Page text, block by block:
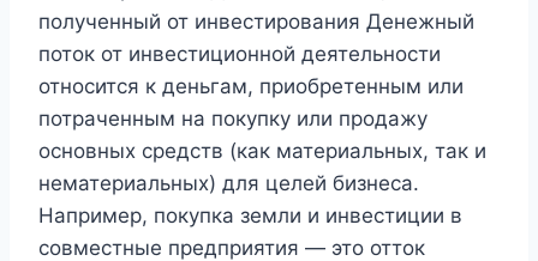
полученный от инвестирования Денежный
поток от инвестиционной деятельности
относится к деньгам, приобретенным или
потраченным на покупку или продажу
основных средств (как материальных, так и
нематериальных) для целей бизнеса.
Например, покупка земли и инвестиции в
совместные предприятия — это отток